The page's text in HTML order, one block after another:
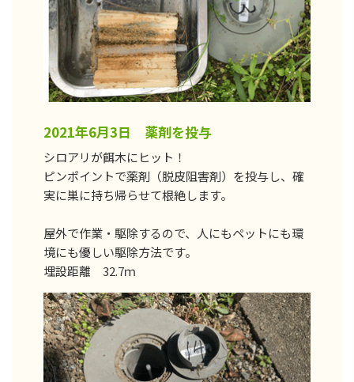
2021年6月3日 薬剤を投与
シロアリが餌木にヒット！
ピンポイントで薬剤（脱皮阻害剤）を投与し、確
実に巣に持ち帰らせて根絶します。
屋外で作業・駆除するので、人にもペットにも環
境にも優しい駆除方法です。
埋設距離 32.7ｍ